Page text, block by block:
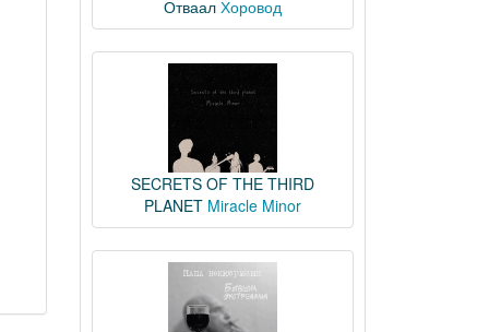
Отваал Хоровод
SECRETS OF THE THIRD
PLANET Miracle Minor